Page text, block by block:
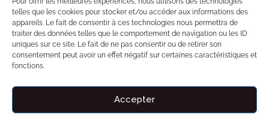
telles que les cookies pour stocker et/ou accéder aux informations des
appareils. Le fait de consentir à ces technologies nous permettra de
traiter des données telles que le comportement de navigation ou les ID
uniques sur ce site. Le fait de ne pas consentir ou de retirer son
consentement peut avoir un effet négatif sur certaines caractéristiques et
fonctions.
Accepter
1